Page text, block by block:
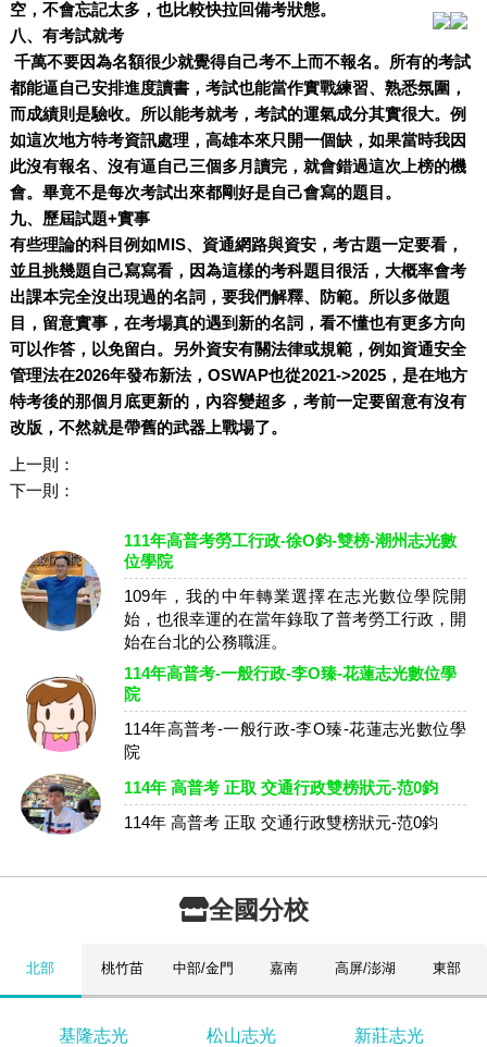
空，不會忘記太多，也比較快拉回備考狀態。
八、有考試就考
千萬不要因為名額很少就覺得自己考不上而不報名。所有的考試
都能逼自己安排進度讀書，考試也能當作實戰練習、熟悉氛圍，
而成績則是驗收。所以能考就考，考試的運氣成分其實很大。例
如這次地方特考資訊處理，高雄本來只開一個缺，如果當時我因
此沒有報名、沒有逼自己三個多月讀完，就會錯過這次上榜的機
會。畢竟不是每次考試出來都剛好是自己會寫的題目。
九、歷屆試題+實事
有些理論的科目例如MIS、資通網路與資安，考古題一定要看，
並且挑幾題自己寫寫看，因為這樣的考科題目很活，大概率會考
出課本完全沒出現過的名詞，要我們解釋、防範。所以多做題
目，留意實事，在考場真的遇到新的名詞，看不懂也有更多方向
可以作答，以免留白。另外資安有關法律或規範，例如資通安全
管理法在2026年發布新法，OSWAP也從2021->2025，是在地方
特考後的那個月底更新的，內容變超多，考前一定要留意有沒有
改版，不然就是帶舊的武器上戰場了。
上一則：
下一則：
111年高普考勞工行政-徐O鈞-雙榜-潮州志光數
位學院
109年，我的中年轉業選擇在志光數位學院開
始，也很幸運的在當年錄取了普考勞工行政，開
始在台北的公務職涯。
114年高普考-一般行政-李O臻-花蓮志光數位學
院
114年高普考-一般行政-李O臻-花蓮志光數位學
院
114年 高普考 正取 交通行政雙榜狀元-范0鈞
114年 高普考 正取 交通行政雙榜狀元-范0鈞
全國分校
北部 桃竹苗 中部/金門 嘉南 高屏/澎湖 東部
基隆志光 松山志光 新莊志光